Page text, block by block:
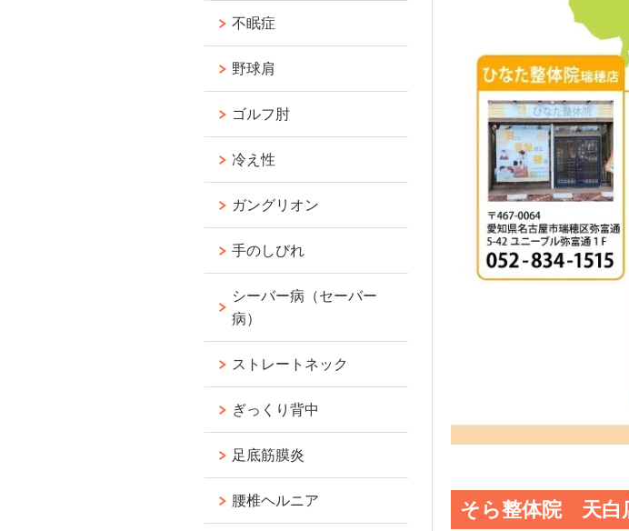
そら整体院 天白
不眠症
野球肩
ゴルフ肘
冷え性
ガングリオン
手のしびれ
シーバー病（セーバー
病）
ストレートネック
ぎっくり背中
足底筋膜炎
腰椎ヘルニア